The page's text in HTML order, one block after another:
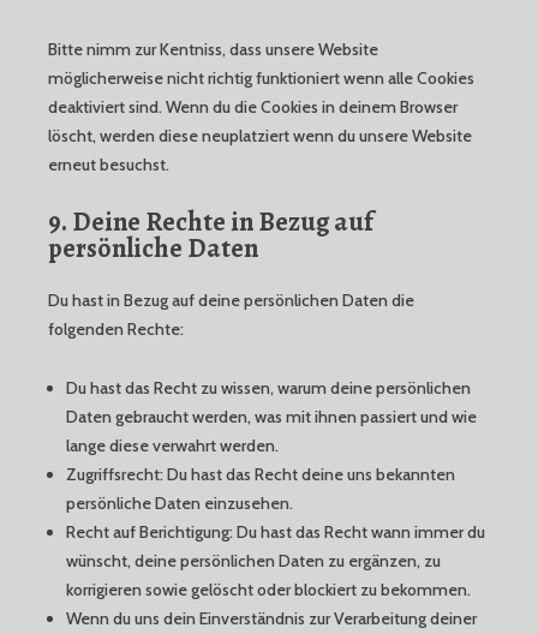
Bitte nimm zur Kentniss, dass unsere Website
möglicherweise nicht richtig funktioniert wenn alle Cookies
deaktiviert sind. Wenn du die Cookies in deinem Browser
löscht, werden diese neuplatziert wenn du unsere Website
erneut besuchst.
9. Deine Rechte in Bezug auf
persönliche Daten
Du hast in Bezug auf deine persönlichen Daten die
folgenden Rechte:
Du hast das Recht zu wissen, warum deine persönlichen
Daten gebraucht werden, was mit ihnen passiert und wie
lange diese verwahrt werden.
Zugriffsrecht: Du hast das Recht deine uns bekannten
persönliche Daten einzusehen.
Recht auf Berichtigung: Du hast das Recht wann immer du
wünscht, deine persönlichen Daten zu ergänzen, zu
korrigieren sowie gelöscht oder blockiert zu bekommen.
Wenn du uns dein Einverständnis zur Verarbeitung deiner